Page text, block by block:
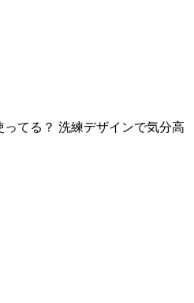
ってる？ 洗練デザインで気分高